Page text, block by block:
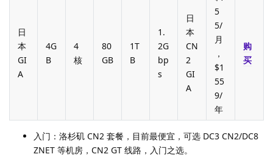
日
本
GI
A
4G
B
4
核
80
GB
1T
B
1.
2G
bp
s
日
本
CN
2
GI
A
5
5/
月
，
$1
55
9/
年
购
买
入门：洛杉矶 CN2 套餐，目前最便宜，可选 DC3 CN2/DC8
ZNET 等机房，CN2 GT 线路，入门之选。